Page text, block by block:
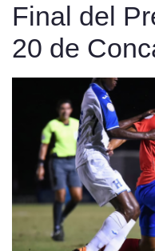
Final del
20 de